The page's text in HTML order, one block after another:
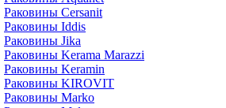
Раковины Cersanit
Раковины Iddis
Раковины Jika
Раковины Kerama Marazzi
Раковины Keramin
Раковины KIROVIT
Раковины Marko